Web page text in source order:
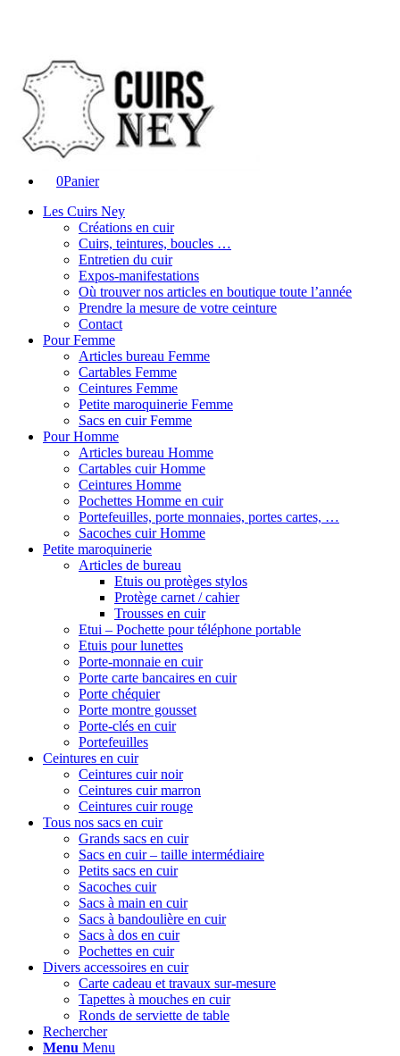
0Panier
Les Cuirs Ney
Créations en cuir
Cuirs, teintures, boucles …
Entretien du cuir
Expos-manifestations
Où trouver nos articles en boutique toute l’année
Prendre la mesure de votre ceinture
Contact
Pour Femme
Articles bureau Femme
Cartables Femme
Ceintures Femme
Petite maroquinerie Femme
Sacs en cuir Femme
Pour Homme
Articles bureau Homme
Cartables cuir Homme
Ceintures Homme
Pochettes Homme en cuir
Portefeuilles, porte monnaies, portes cartes, …
Sacoches cuir Homme
Petite maroquinerie
Articles de bureau
Etuis ou protèges stylos
Protège carnet / cahier
Trousses en cuir
Etui – Pochette pour téléphone portable
Etuis pour lunettes
Porte-monnaie en cuir
Porte carte bancaires en cuir
Porte chéquier
Porte montre gousset
Porte-clés en cuir
Portefeuilles
Ceintures en cuir
Ceintures cuir noir
Ceintures cuir marron
Ceintures cuir rouge
Tous nos sacs en cuir
Grands sacs en cuir
Sacs en cuir – taille intermédiaire
Petits sacs en cuir
Sacoches cuir
Sacs à main en cuir
Sacs à bandoulière en cuir
Sacs à dos en cuir
Pochettes en cuir
Divers accessoires en cuir
Carte cadeau et travaux sur-mesure
Tapettes à mouches en cuir
Ronds de serviette de table
Rechercher
Menu Menu